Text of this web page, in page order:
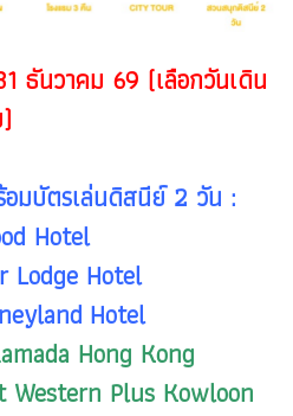
นวาคม 69 (เลือกวันเดิน
มบัตรเล่นดิสนีย์ 2 วัน :
Hotel
Lodge Hotel
Hotel
Hong Kong
Western Plus Kowloon